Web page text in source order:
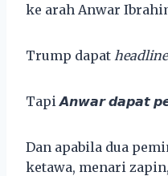
ke arah Anwar
Trump dapat
Tapi 𝘼𝙣𝙬𝙖𝙧 𝙙𝙖𝙥𝙖𝙩
Dan apabila dua
ketawa, menari